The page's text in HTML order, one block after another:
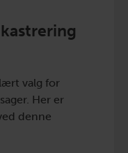
valg for
Her er
denne